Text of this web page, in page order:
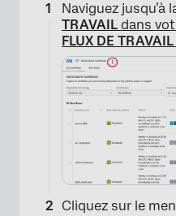
Naviguez jusqu’à
TRAVAIL dans
FLUX DE TRAVAIL
Cliquez sur le